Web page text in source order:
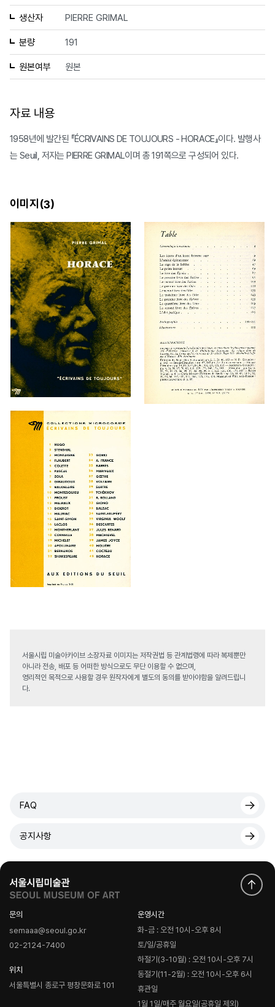
생산자 PIERRE GRIMAL
분량 191
원본여부 원본
자료 내용
1958년에 발간된 『ÉCRIVAINS DE TOUJOURS - HORACE』이다. 발행사
는 Seuil, 저자는 PIERRE GRIMAL이며 총 191쪽으로 구성되어 있다.
이미지(3)
서울시립 미술아카이브 소장자료 이미지는 저작권법 등 관계법령에 따라 복제뿐만
아니라 전송, 배포 등 어떠한 방식으로도 무단 이용할 수 없으며,
영리적인 목적으로 사용할 경우 원작자에게 별도의 동의를 받아야함을 알려드립니
다.
FAQ
공지사항
문의
semaaa@seoul.go.kr
02-2124-7400
위치
서울특별시 종로구 평창문화로 101
운영시간
화-금 : 오전 10시-오후 8시
토/일/공휴일
하절기(3-10월) : 오전 10시-오후 7시
동절기(11-2월) : 오전 10시-오후 6시
휴관일
1월 1일/매주 월요일(공휴일 제외)